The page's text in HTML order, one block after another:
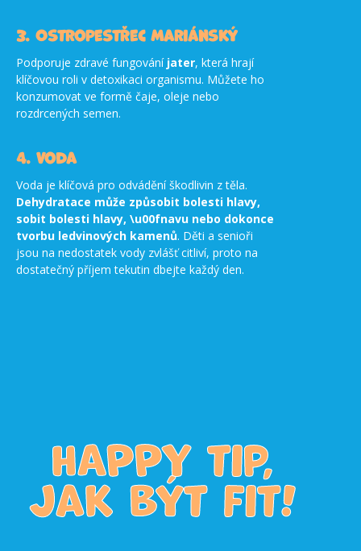
3. Ostropestřec mariánský
Podporuje zdravé fungování jater, která hrají
klíčovou roli v detoxikaci organismu. Můžete ho
konzumovat ve formě čaje, oleje nebo
rozdrcených semen.
4. Voda
Voda je klíčová pro odvádění škodlivin z těla.
Dehydratace může způsobit bolesti hlavy,
sobit bolesti hlavy, \u00fnavu nebo dokonce
tvorbu ledvinových kamenů. Děti a senioři
jsou na nedostatek vody zvlášť citliví, proto na
dostatečný příjem tekutin dbejte každý den.
HAPPY tip,
jak být fit!